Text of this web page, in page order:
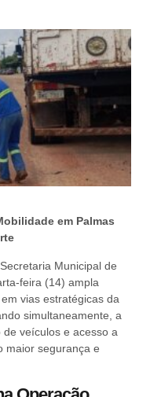
em Palmas
Municipal de
feira (14) ampla
em vias estratégicas da
simultaneamente, a
veículos e acesso a
maior segurança e